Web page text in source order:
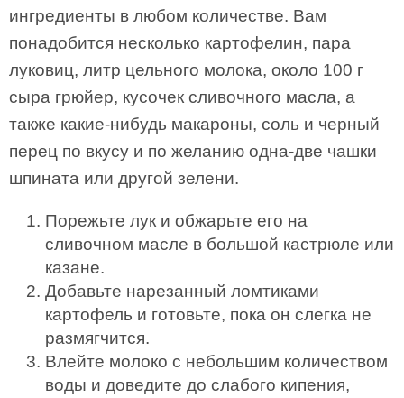
ингредиенты в любом количестве. Вам
понадобится несколько картофелин, пара
луковиц, литр цельного молока, около 100 г
сыра грюйер, кусочек сливочного масла, а
также какие-нибудь макароны, соль и черный
перец по вкусу и по желанию одна-две чашки
шпината или другой зелени.
Порежьте лук и обжарьте его на
сливочном масле в большой кастрюле или
казане.
Добавьте нарезанный ломтиками
картофель и готовьте, пока он слегка не
размягчится.
Влейте молоко с небольшим количеством
воды и доведите до слабого кипения,